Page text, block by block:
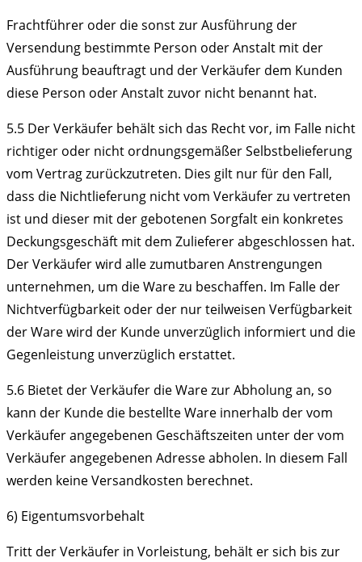
Frachtführer oder die sonst zur Ausführung der
Versendung bestimmte Person oder Anstalt mit der
Ausführung beauftragt und der Verkäufer dem Kunden
diese Person oder Anstalt zuvor nicht benannt hat.
5.5 Der Verkäufer behält sich das Recht vor, im Falle nicht
richtiger oder nicht ordnungsgemäßer Selbstbelieferung
vom Vertrag zurückzutreten. Dies gilt nur für den Fall,
dass die Nichtlieferung nicht vom Verkäufer zu vertreten
ist und dieser mit der gebotenen Sorgfalt ein konkretes
Deckungsgeschäft mit dem Zulieferer abgeschlossen hat.
Der Verkäufer wird alle zumutbaren Anstrengungen
unternehmen, um die Ware zu beschaffen. Im Falle der
Nichtverfügbarkeit oder der nur teilweisen Verfügbarkeit
der Ware wird der Kunde unverzüglich informiert und die
Gegenleistung unverzüglich erstattet.
5.6 Bietet der Verkäufer die Ware zur Abholung an, so
kann der Kunde die bestellte Ware innerhalb der vom
Verkäufer angegebenen Geschäftszeiten unter der vom
Verkäufer angegebenen Adresse abholen. In diesem Fall
werden keine Versandkosten berechnet.
6) Eigentumsvorbehalt
Tritt der Verkäufer in Vorleistung, behält er sich bis zur